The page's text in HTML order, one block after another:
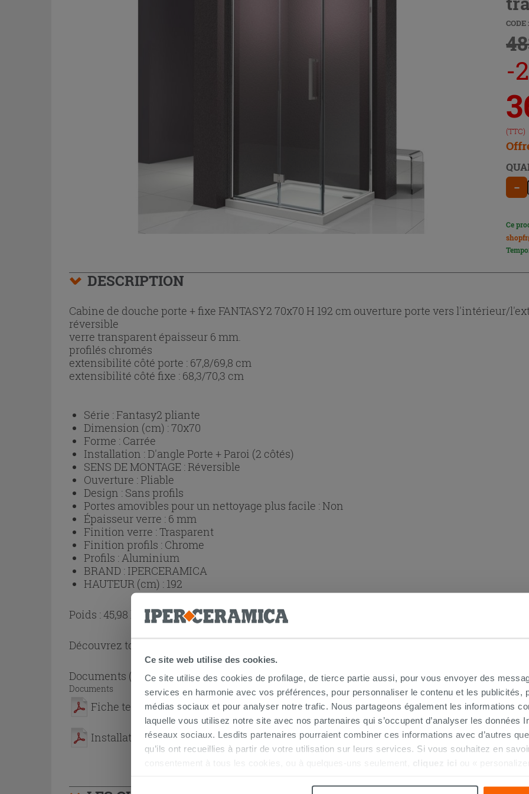
Ce site web utilise des cookies.
Ce site utilise des cookies de profilage, de tierce partie aussi, pour vous envoyer des
services en harmonie avec vos préférences, pour personnaliser le contenu et les publicités,
médias sociaux et pour analyser notre trafic. Nous partageons également les informations
laquelle vous utilisez notre site avec nos partenaires qui s’occupent d’analyser les données
réseaux sociaux. Lesdits partenaires pourraient combiner ces informations avec d’autres
qu’ils ont recueillies à partir de votre utilisation sur leurs services. Si vous souhaitez en
consentement à tous les cookies, ou à quelques-uns seulement,
cliquez ici ou «
CODE
-
(TTC)
−
Ce
DESCRIPTION
Cabine de douche porte + fixe FANTASY2 70x70 H 192 cm ouverture porte vers l'intérieur/
réversible
verre transparent épaisseur 6 mm.
profilés chromés
extensibilité côté porte : 67,8/69,8 cm
extensibilité côté fixe : 68,3/70,3 cm
Série :Fantasy2 pliante
Dimension (cm) :70x70
Forme : Carrée
Installation :D'angle Porte + Paroi (2 côtés)
SENS DE MONTAGE :Réversible
Ouverture :Pliable
Design : Sans profils
Portes amovibles pour un nettoyage plus facile :Non
Épaisseur verre : 6 mm
Finition verre :Trasparent
Finition profils : Chrome
Profils :Aluminium
BRAND : IPERCERAMICA
HAUTEUR (cm) : 192
Poids : 45,98 kg
Découvrez toute la collection
Documents ( 1 - 2 sur 2 )
Documents
Fiche technique
Installation Manual Fantasy2 Door + Fixed Side